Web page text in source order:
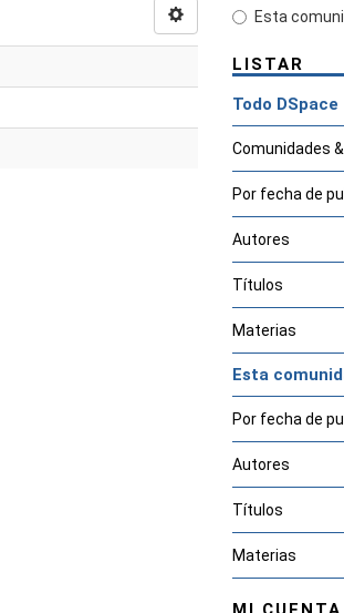
Esta
LISTAR
Todo DSpace
Comunidades
Por fecha de
Autores
Títulos
Materias
Esta
Por fecha de
Autores
Títulos
Materias